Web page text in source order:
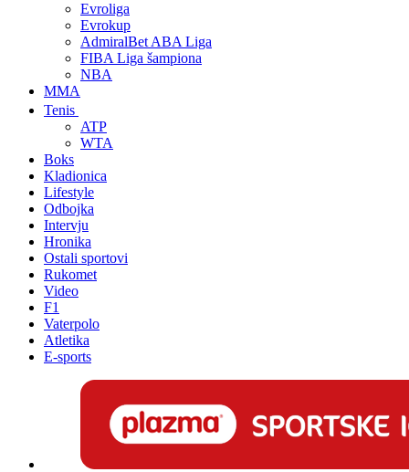
Evroliga
Evrokup
AdmiralBet ABA Liga
FIBA Liga šampiona
NBA
MMA
Tenis
ATP
WTA
Boks
Kladionica
Lifestyle
Odbojka
Intervju
Hronika
Ostali sportovi
Rukomet
Video
F1
Vaterpolo
Atletika
E-sports